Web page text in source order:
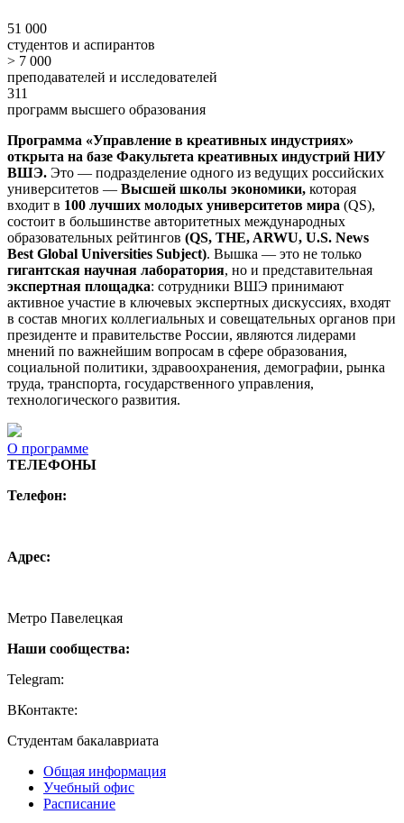
51 000
студентов и аспирантов
> 7 000
преподавателей и исследователей
311
программ высшего образования
Программа «Управление в креативных индустриях»
открыта на базе Факультета креативных индустрий НИУ
ВШЭ. Это — подразделение одного из ведущих российских
университетов — Высшей школы экономики, которая
входит в 100 лучших молодых университетов мира (QS),
состоит в большинстве авторитетных международных
образовательных рейтингов (QS, THE, ARWU, U.S. News
Best Global Universities Subject). Вышка — это не только
гигантская научная лаборатория, но и представительная
экспертная площадка: сотрудники ВШЭ принимают
активное участие в ключевых экспертных дискуссиях, входят
в состав многих коллегиальных и совещательных органов при
президенте и правительстве России, являются лидерами
мнений по важнейшим вопросам в сфере образования,
социальной политики, здравоохранения, демографии, рынка
труда, транспорта, государственного управления,
технологического развития.
О программе
ТЕЛЕФОНЫ
Телефон:
Адрес:
Метро Павелецкая
Наши сообщества:
Telegram:
ВКонтакте:
Студентам бакалавриата
Общая информация
Учебный офис
Расписание